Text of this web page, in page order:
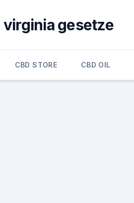
virginia gesetze
CBD STORE CBD OIL